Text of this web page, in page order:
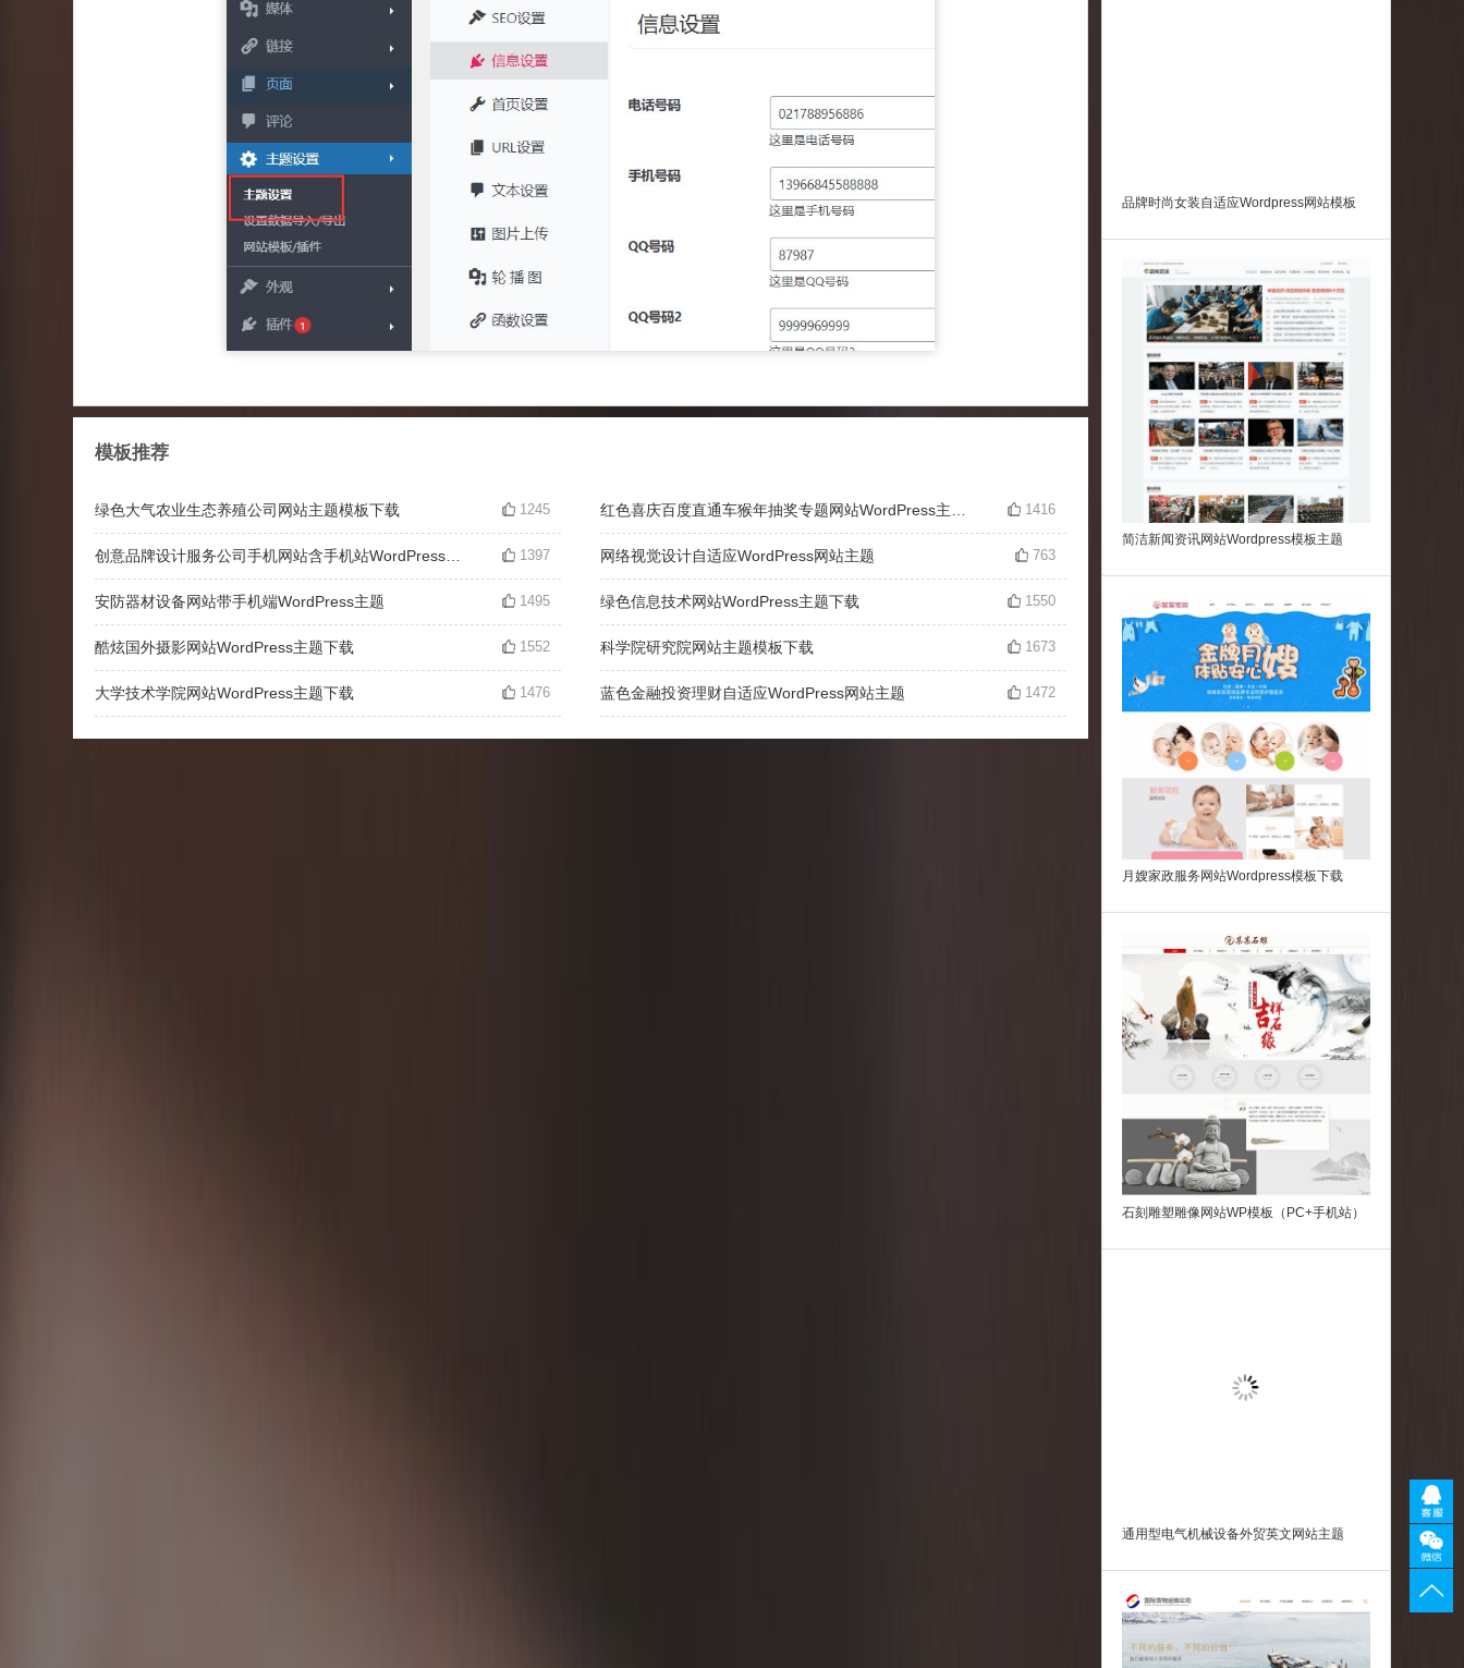
模板推荐
绿色大气农业生态养殖公司网站主题模板下载 1245 红色喜庆百度直通车猴年抽奖专题网站WordPress主题下载 1416
创意品牌设计服务公司手机网站含手机站WordPress主题下载 1397 网络视觉设计自适应WordPress网站主题 763
安防器材设备网站带手机端WordPress主题 1495 绿色信息技术网站WordPress主题下载 1550
酷炫国外摄影网站WordPress主题下载 1552 科学院研究院网站主题模板下载 1673
大学技术学院网站WordPress主题下载 1476 蓝色金融投资理财自适应WordPress网站主题 1472
品牌时尚女装自适应Wordpress网站模板
简洁新闻资讯网站Wordpress模板主题
月嫂家政服务网站Wordpress模板下载
石刻雕塑雕像网站WP模板（PC+手机站）
国际货运物流行业网站模板源码下载